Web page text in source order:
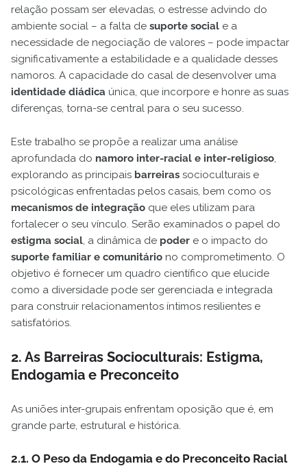
relação possam ser elevadas, o estresse advindo do
ambiente social – a falta de suporte social e a
necessidade de negociação de valores – pode impactar
significativamente a estabilidade e a qualidade desses
namoros. A capacidade do casal de desenvolver uma
identidade diádica única, que incorpore e honre as suas
diferenças, torna-se central para o seu sucesso.
Este trabalho se propõe a realizar uma análise
aprofundada do namoro inter-racial e inter-religioso,
explorando as principais barreiras socioculturais e
psicológicas enfrentadas pelos casais, bem como os
mecanismos de integração que eles utilizam para
fortalecer o seu vínculo. Serão examinados o papel do
estigma social, a dinâmica de poder e o impacto do
suporte familiar e comunitário no comprometimento. O
objetivo é fornecer um quadro científico que elucide
como a diversidade pode ser gerenciada e integrada
para construir relacionamentos íntimos resilientes e
satisfatórios.
2. As Barreiras Socioculturais: Estigma,
Endogamia e Preconceito
As uniões inter-grupais enfrentam oposição que é, em
grande parte, estrutural e histórica.
2.1. O Peso da Endogamia e do Preconceito Racial